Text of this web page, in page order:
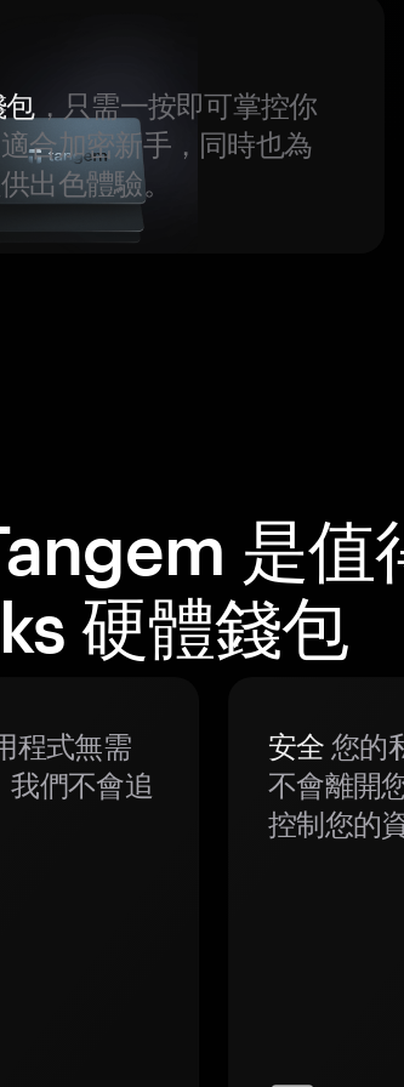
包，只需一按即可掌控你
合加密新手，同時也為
出色體驗。
是值
硬體錢包
程式無需
我們不會追
安全 您的
不會離開
控制您的